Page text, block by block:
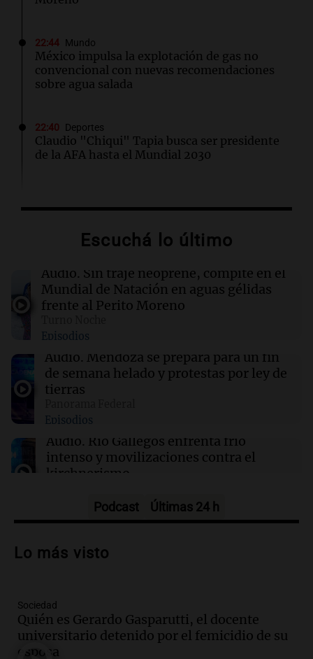
22:44 Mundo
México impulsa la explotación de gas no
convencional con nuevas recomendaciones
sobre agua salada
22:40 Deportes
Claudio "Chiqui" Tapia busca ser presidente
de la AFA hasta el Mundial 2030
Quiniela turista: conocé los números
22:14 Viva la Radio Rosario
Kapanga celebra sus 30 años en Rosario: "Las
canciones envejecieron bien"
22:10 Amamos Argentina
Docentes italianos visitaron la ciudad de
Córdoba para interiorizarse sobre los parques
educativos
22:05 Amamos Argentina
Medicina reproductiva, entre la ayuda por
problemas de fertilidad y la ostentación de
millonarios
Escuchá lo último
Audio. Sin traje neoprene, compite en el
Mundial de Natación en aguas gélidas
frente al Perito Moreno
Episodios
Audio. Mendoza se prepara para un fin
de semana helado y protestas por ley de
tierras
Episodios
Audio. Río Gallegos enfrenta frío
intenso y movilizaciones contra el
kirchnerismo
Audio.Debate en el Senado sobre
la soberanía digital en Argentina
Audio.
de semana helado y ciudadanos
marchan contra reforma de tierras
Panorama Federal
Podcast Últimas 24 h
Lo más visto
Sociedad
Quién es Gerardo Gasparutti, el docente
universitario detenido por el femicidio de su
esposa